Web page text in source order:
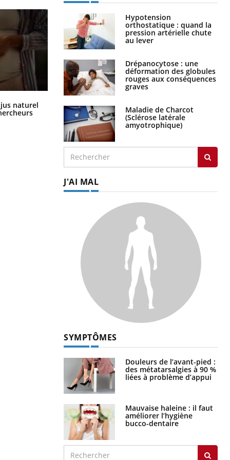
jus naturel
vacances ?
Hypotension
orthostatique : quand la
pression artérielle chute
au lever
Drépanocytose : une
déformation des globules
rouges aux conséquences
graves
Maladie de Charcot
(Sclérose latérale
amyotrophique)
J'AI MAL
SYMPTÔMES
Douleurs de l’avant-pied :
des métatarsalgies à 90 %
liées à problème d’appui
Mauvaise haleine : il faut
améliorer l’hygiène
bucco-dentaire